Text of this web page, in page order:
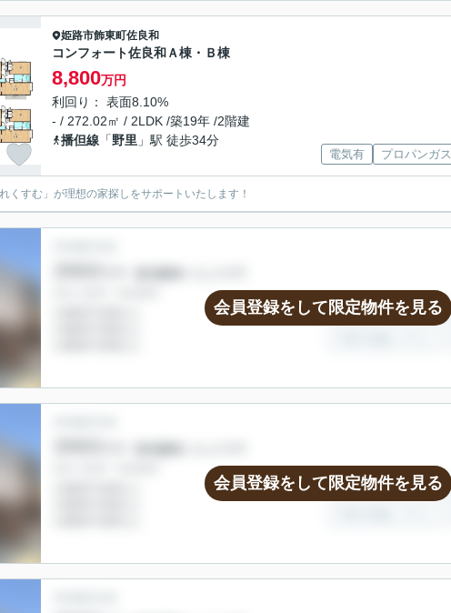
姫路市飾東町佐良和
コンフォート佐良和Ａ棟・Ｂ棟
8,800万円
利回り： 表面8.10%
- / 272.02㎡ / 2LDK /築19年 /2階建
播但線 「野里 」駅 徒歩34分
電気有 プロパンガス
くすむ」が理想の家探しをサポートいたします！
会員登録をして限定物件を見る
会員登録をして限定物件を見る